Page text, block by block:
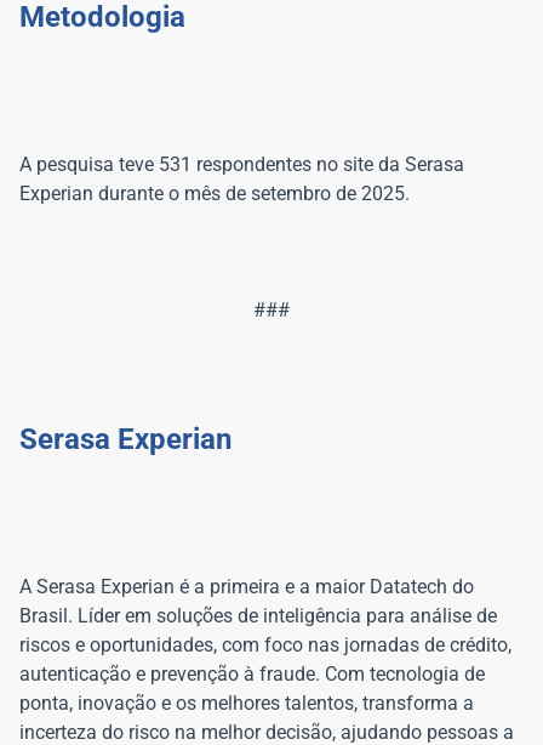
A pesquisa teve 531 respondentes no site da Serasa
###
A Serasa Experian é a primeira e a maior Datatech do
Brasil. Líder em soluções de inteligência para análise de
riscos e oportunidades, com foco nas jornadas de crédito,
autenticação e prevenção à fraude. Com tecnologia de
ponta, inovação e os melhores talentos, transforma a
incerteza do risco na melhor decisão, ajudando pessoas a